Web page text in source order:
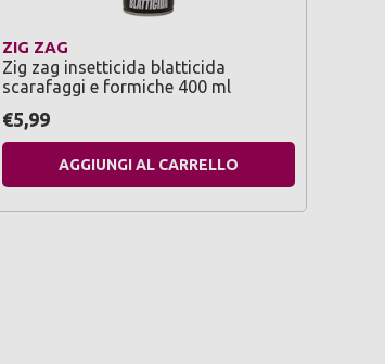
ZIG ZAG
Zig zag insetticida blatticida
scarafaggi e formiche 400 ml
€5,99
AGGIUNGI AL CARRELLO